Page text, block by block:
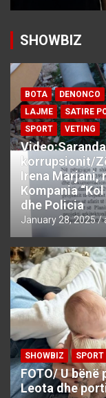
SHOWBIZ
BOTA DENONCO
LAJME
SATIRE
SPORT
VETING
korrupsionit/
Irena Marjani,
Kompania
dhe Policia
January 28, 2025
SHOWBIZ SPORT
FOTO/ U
Leota dhe